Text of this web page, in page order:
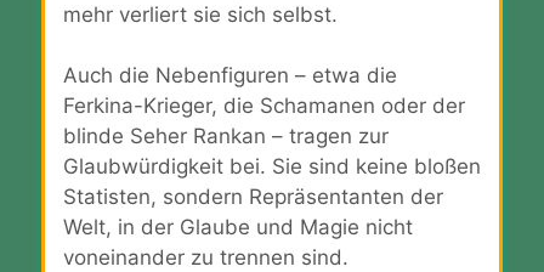
mehr verliert sie sich selbst.
Auch die Nebenfiguren – etwa die
Ferkina-Krieger, die Schamanen oder der
blinde Seher Rankan – tragen zur
Glaubwürdigkeit bei. Sie sind keine bloßen
Statisten, sondern Repräsentanten der
Welt, in der Glaube und Magie nicht
voneinander zu trennen sind.